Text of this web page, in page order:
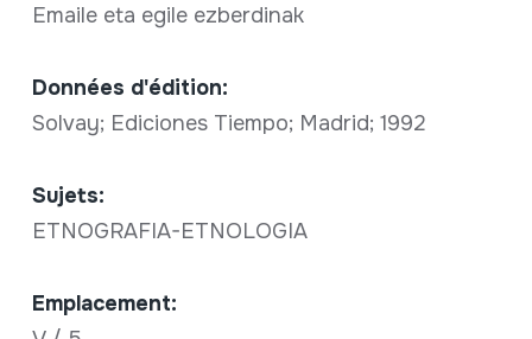
Emaile eta egile ezberdinak
Données d'édition:
Solvay; Ediciones Tiempo; Madrid; 1992
Sujets:
ETNOGRAFIA-ETNOLOGIA
Emplacement: